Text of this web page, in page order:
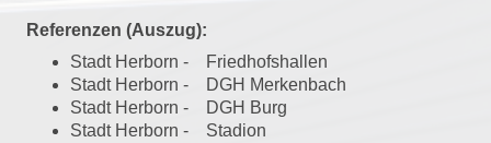
Referenzen (Auszug):
Stadt Herborn - Friedhofshallen
Stadt Herborn - DGH Merkenbach
Stadt Herborn - DGH Burg
Stadt Herborn - Stadion